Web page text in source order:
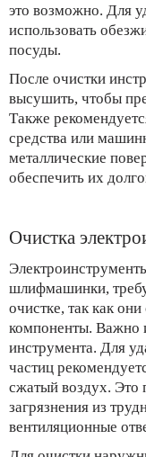
это возможно. Для
использовать
посуды.
После очистки
высушить, чтобы
Также
средства или
металлические
обеспечить их
Очистка
шлифмашинки,
очистке, так как
компоненты. Важно
инструмента. Для
частиц
сжатый воздух. Это
загрязнения из
вентиляционные